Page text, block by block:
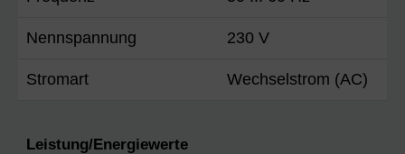
Nennspannung 230 V
Stromart Wechselstrom (AC)
Leistung/Energiewerte